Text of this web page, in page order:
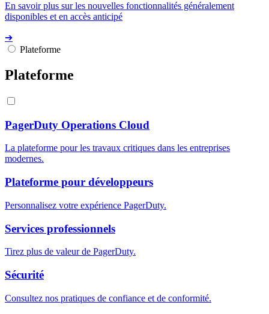
En savoir plus sur les nouvelles fonctionnalités généralement
disponibles et en accès anticipé
➔
Plateforme
Plateforme
PagerDuty Operations Cloud
La plateforme pour les travaux critiques dans les entreprises
modernes.
Plateforme pour développeurs
Personnalisez votre expérience PagerDuty.
Services professionnels
Tirez plus de valeur de PagerDuty.
Sécurité
Consultez nos pratiques de confiance et de conformité.